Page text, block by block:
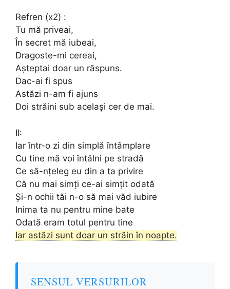
Refren (x2) :
Tu mă priveai,
În secret mă iubeai,
Dragoste-mi cereai,
Așteptai doar un răspuns.
Dac-ai fi spus
Astăzi n-am fi ajuns
Doi străini sub același cer de mai.
II:
Iar într-o zi din simplă întâmplare
Cu tine mă voi întâlni pe stradă
Ce să-nțeleg eu din a ta privire
Că nu mai simți ce-ai simțit odată
Și-n ochii tăi n-o să mai văd iubire
Inima ta nu pentru mine bate
Odată eram totul pentru tine
Iar astăzi sunt doar un străin în noapte.
SENSUL VERSURILOR